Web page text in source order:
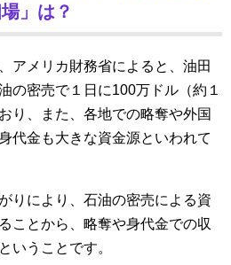
」は？
アメリカ財務省によると、油田
の密売で１日に100万ドル（約１
り、また、各地での略奪や外国
代金も大きな資金源といわれて
りにより、石油の密売による資
ことから、略奪や身代金での収
いうことです。